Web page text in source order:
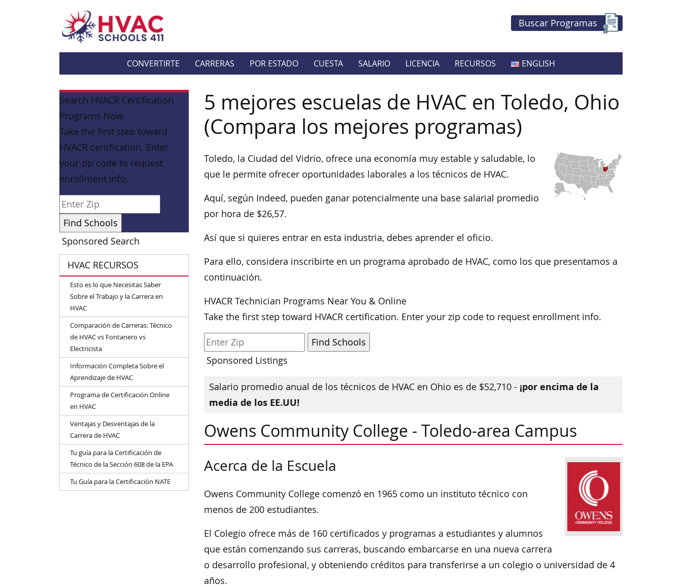
Buscar Programas
CONVERTIRTE CARRERAS POR ESTADO CUESTA SALARIO LICENCIA RECURSOS ENGLISH
Search HVACR Certification
Programs Now
Take the first step toward
HVACR certification. Enter
your zip code to request
enrollment info.
Sponsored Search
HVAC RECURSOS
Esto es lo que Necesitas Saber
Sobre el Trabajo y la Carrera en
HVAC
Comparación de Carreras: Técnico
de HVAC vs Fontanero vs
Electricista
Información Completa Sobre el
Aprendizaje de HVAC
Programa de Certificación Online
en HVAC
Ventajas y Desventajas de la
Carrera de HVAC
Tu guía para la Certificación de
Técnico de la Sección 608 de la EPA
Tu Guía para la Certificación NATE
5 mejores escuelas de HVAC en Toledo, Ohio
(Compara los mejores programas)
Toledo, la Ciudad del Vidrio, ofrece una economía muy estable y saludable, lo
que le permite ofrecer oportunidades laborales a los técnicos de HVAC.
Aquí, según Indeed, pueden ganar potencialmente una base salarial promedio
por hora de $26,57.
Así que si quieres entrar en esta industria, debes aprender el oficio.
Para ello, considera inscribirte en un programa aprobado de HVAC, como los que presentamos a
continuación.
HVACR Technician Programs Near You & Online
Take the first step toward HVACR certification. Enter your zip code to request enrollment info.
Sponsored Listings
Salario promedio anual de los técnicos de HVAC en Ohio es de $52,710 - ¡por encima de la
media de los EE.UU!
Owens Community College - Toledo-area Campus
Acerca de la Escuela
Owens Community College comenzó en 1965 como un instituto técnico con
menos de 200 estudiantes.
El Colegio ofrece más de 160 certificados y programas a estudiantes y alumnos
que están comenzando sus carreras, buscando embarcarse en una nueva carrera
o desarrollo profesional, y obteniendo créditos para transferirse a un colegio o universidad de 4
años.